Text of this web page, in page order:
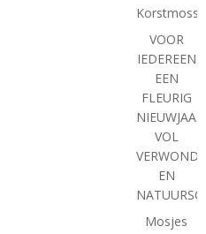
VOOR
IEDEREEN
EEN
FLEURIG
VOL
EN
Mosjes